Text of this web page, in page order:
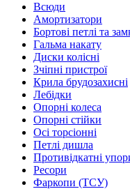
Всюди
Амортизатори
Бортові петлі та
Гальма накату
Диски колісні
Зчіпні пристрої
Крила брудозахисні
Лебідки
Опорні колеса
Опорні стійки
Осі торсіонні
Петлі дишла
Противідкатні
Ресори
Фаркопи (ТСУ)